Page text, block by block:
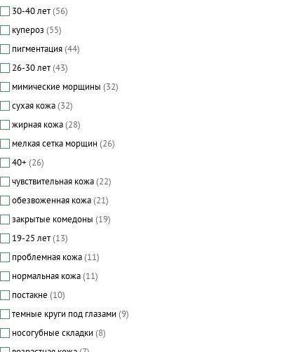
30-40 лет(56)
купероз (55)
пигментация (44)
26-30 лет(43)
мимические морщины (32)
сухая кожа (32)
жирная кожа (28)
мелкая сетка морщин (26)
40+ (26)
чувствительная кожа (22)
обезвоженная кожа (21)
закрытые комедоны (19)
19-25 лет(13)
проблемная кожа (11)
нормальная кожа (11)
постакне (10)
темные круги под глазами (9)
носогубные складки (8)